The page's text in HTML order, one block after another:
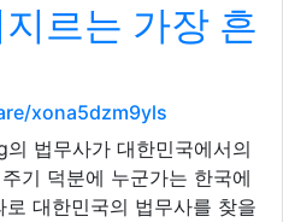
르는 가장 흔
xona5dzm9yls
법무사가 대한민국에서의
기 덕분에 누군가는 한국에
대한민국의 법무사를 찾을